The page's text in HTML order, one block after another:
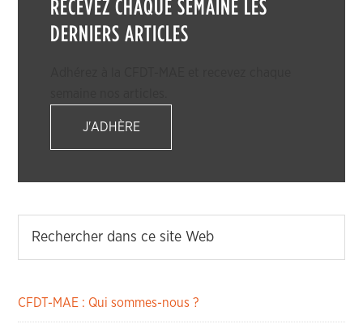
RECEVEZ CHAQUE SEMAINE LES
DERNIERS ARTICLES
J'ADHÈRE
CFDT-MAE : Qui sommes-nous ?